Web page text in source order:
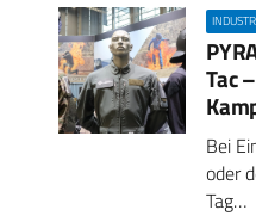
Tac
Bei
oder
Tag…